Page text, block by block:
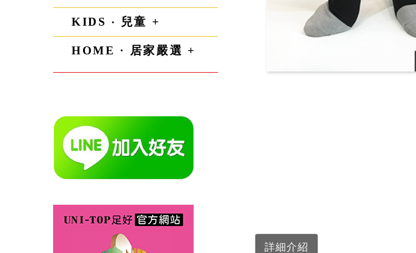
KIDS ‧ 兒童 +
HOME · 居家嚴選 +
詳細介紹